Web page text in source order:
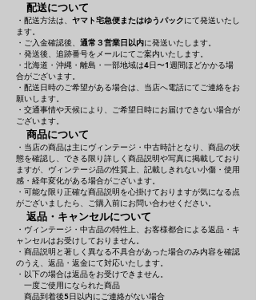
配送について
・配送方法は、 ヤマト宅急便またはゆうパックにて発送いたし
ます。
・ご入金確認後、 通常３営業日以内に発送いたします。
・発送後、追跡番号をメールにてご案内いたします。
・北海道・沖縄・離島・一部地域は4日〜1週間ほどかかる場
合がございます。
・配送日時のご希望がある場合は、当店へ電話にてご連絡をお
願いします。
・交通事情や天候により、ご希望日時にお届けできない場合が
ございます。
商品について
・当店の商品は主にヴィンテージ・中古時計となり、商品の状
態を確認し、できる限り詳しく商品説明や写真に掲載しており
ますが、ヴィンテージ品の性質上、記載しきれない小傷・使用
感・経年変化がある場合がございます。
・可能な限り正確な商品説明を心掛けておりますが気になる点
がございましたら、ご購入前にお問い合わせください。
返品・キャンセルについて
・ヴィンテージ・中古品の特性上、お客様都合による返品・キ
ャンセルはお受けしておりません。
・商品説明と著しく異なる不具合があった場合のみ内容を確認
のうえ、返品・返金にて対応いたします。
・以下の場合は返品をお受けできません。
一度ご使用になられた商品
商品到着後5日以内にご連絡がない場合